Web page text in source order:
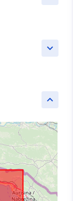
keyboard_arrow_down
keyboard_arrow_up